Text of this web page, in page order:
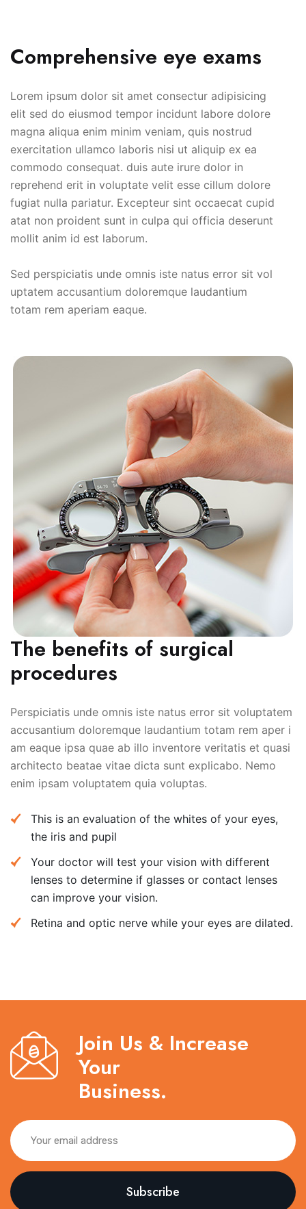
Comprehensive eye exams
Lorem ipsum dolor sit amet consectur adipisicing
elit sed do eiusmod tempor incidunt labore dolore
magna aliqua enim minim veniam, quis nostrud
exercitation ullamco laboris nisi ut aliquip ex ea
commodo consequat. duis aute irure dolor in
reprehend erit in voluptate velit esse cillum dolore
fugiat nulla pariatur. Excepteur sint occaecat cupid
atat non proident sunt in culpa qui officia deserunt
mollit anim id est laborum.
Sed perspiciatis unde omnis iste natus error sit vol
uptatem accusantium doloremque laudantium
totam rem aperiam eaque.
The benefits of surgical
procedures
Perspiciatis unde omnis iste natus error sit voluptatem
accusantium doloremque laudantium totam rem aper i
am eaque ipsa quae ab illo inventore veritatis et quasi
architecto beatae vitae dicta sunt explicabo. Nemo
enim ipsam voluptatem quia voluptas.
This is an evaluation of the whites of your eyes,
the iris and pupil
Your doctor will test your vision with different
lenses to determine if glasses or contact lenses
can improve your vision.
Retina and optic nerve while your eyes are dilated.
Join Us & Increase
Your
Business.